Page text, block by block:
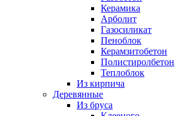
Керамика
Арболит
Газосиликат
Пеноблок
Керамзитобетон
Полистиролбетон
Теплоблок
Из кирпича
Деревянные
Из бруса